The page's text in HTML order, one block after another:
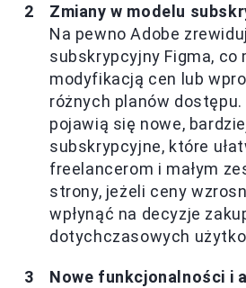
Zmiany w modelu
Na pewno Adobe
subskrypcyjny Figma, co
modyfikacją cen lub
różnych planów
pojawią się nowe,
subskrypcyjne, które
freelancerom i małym
strony, jeżeli ceny
wpłynąć na decyzje
dotychczasowych
Nowe funkcjonalności i